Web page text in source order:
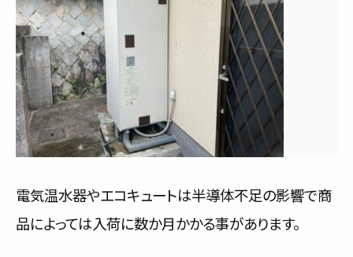
電気温水器やエコキュートは半導体不足の影響で商
品によっては入荷に数か月かかる事があります。